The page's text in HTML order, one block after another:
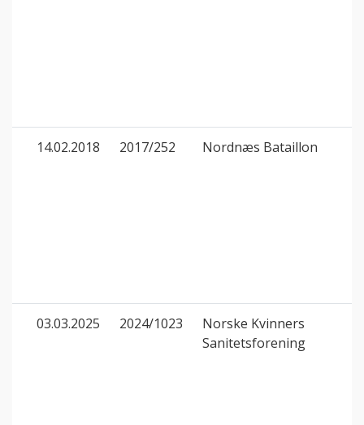
14.02.2018 2017/252 Nordnæs Bataillon
03.03.2025 2024/1023
Norske Kvinners
Sanitetsforening